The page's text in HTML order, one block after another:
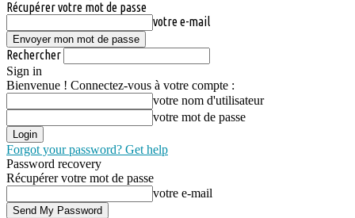
Récupérer votre mot de passe
votre e-mail
Rechercher
Sign in
Bienvenue ! Connectez-vous à votre compte :
votre nom d'utilisateur
votre mot de passe
Forgot your password? Get help
Password recovery
Récupérer votre mot de passe
votre e-mail